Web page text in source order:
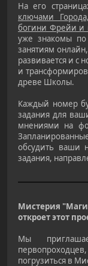
На его
ключами
богини Фрейи и
уже знакомы
занятиям
развивается и с
и
древе Школы.
Каждый номер
задания для
мнениями на
обсудить ваши
задания,
Мистерия
откроет этот
Мы
погрузиться в